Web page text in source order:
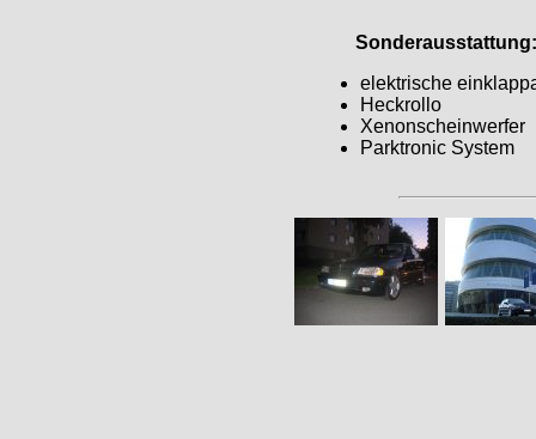
Sonderausstattung:
elektrische
Heckrollo
Xenonscheinwerfer
Parktronic System